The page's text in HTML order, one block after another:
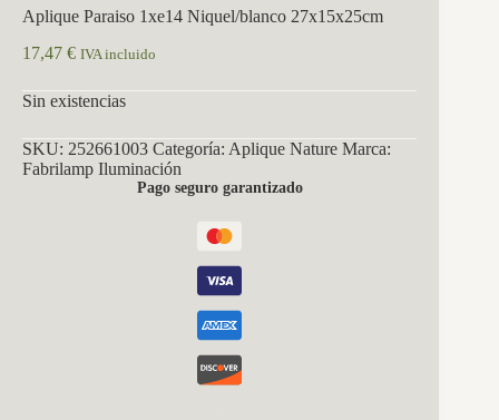
Aplique Paraiso 1xe14 Niquel/blanco 27x15x25cm
17,47 € IVA incluido
Sin existencias
SKU: 252661003 Categoría: Aplique Nature Marca:
Fabrilamp Iluminación
Pago seguro garantizado